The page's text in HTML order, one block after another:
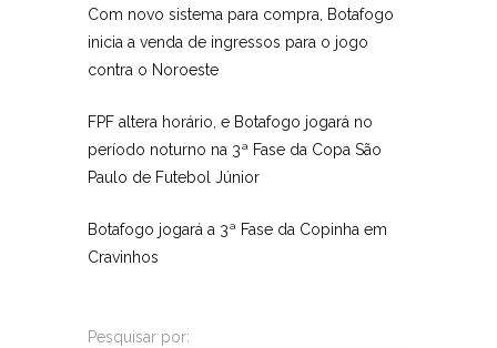
Com novo sistema para compra, Botafogo
inicia a venda de ingressos para o jogo
contra o Noroeste
FPF altera horário, e Botafogo jogará no
período noturno na 3ª Fase da Copa São
Paulo de Futebol Júnior
Botafogo jogará a 3ª Fase da Copinha em
Cravinhos
Pesquisar por: